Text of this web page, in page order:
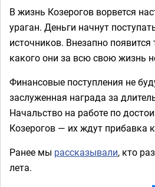
В жизнь Козерогов ворвется
ураган. Деньги начнут
источников. Внезапно появится
какого они за всю свою жизнь
Финансовые поступления не
заслуженная награда за
Начальство на работе по
Козерогов — их ждут прибавка
Ранее мы рассказывали, кто
лета.